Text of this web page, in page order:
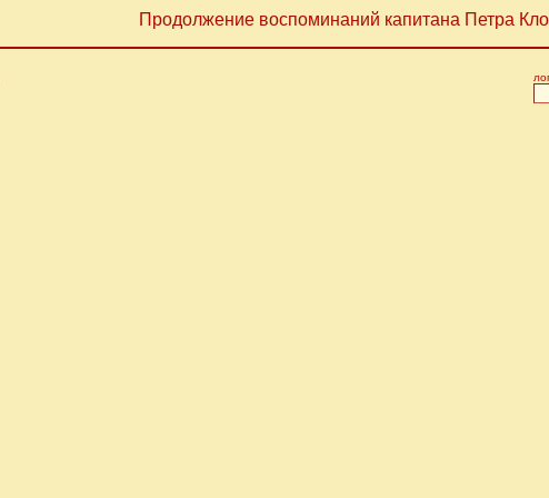
Продолжение воспоминаний капитана Петра